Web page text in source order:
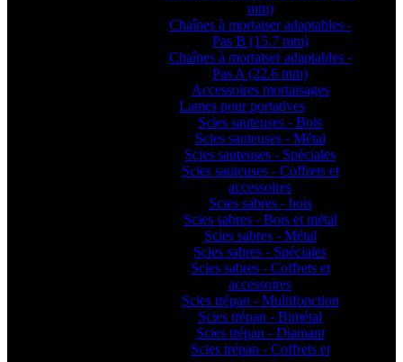
mm)
Chaînes à mortaiser adaptables -
Pas B (15.7 mm)
Chaînes à mortaiser adaptables -
Pas A (22.6 mm)
Accessoires mortaisages
Lames pour portatives
Scies sauteuses - Bois
Scies sauteuses - Métal
Scies sauteuses - Spéciales
Scies sauteuses - Coffrets et
accessoires
Scies sabres - bois
Scies sabres - Bois et métal
Scies sabres - Métal
Scies sabres - Spéciales
Scies sabres - Coffrets et
accessoires
Scies trépan - Multifonction
Scies trépan - Bimétal
Scies trépan - Diamant
Scies trépan - Coffrets et